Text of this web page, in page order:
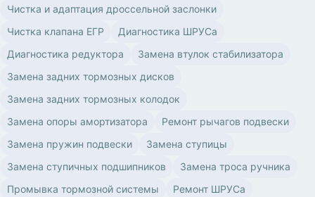
Чистка и адаптация дроссельной заслонки
Чистка клапана ЕГР
Диагностика ШРУСа
Диагностика редуктора
Замена втулок стабилизатора
Замена задних тормозных дисков
Замена задних тормозных колодок
Замена опоры амортизатора
Ремонт рычагов подвески
Замена пружин подвески
Замена ступицы
Замена ступичных подшипников
Замена троса ручника
Промывка тормозной системы
Ремонт ШРУСа